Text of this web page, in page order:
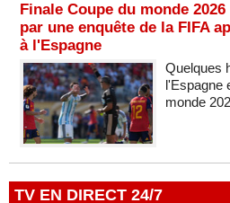
Finale Coupe du monde
par une enquête de la FIFA
à l'Espagne
Quelques
l'Espagne
monde
TV EN DIRECT 24/7